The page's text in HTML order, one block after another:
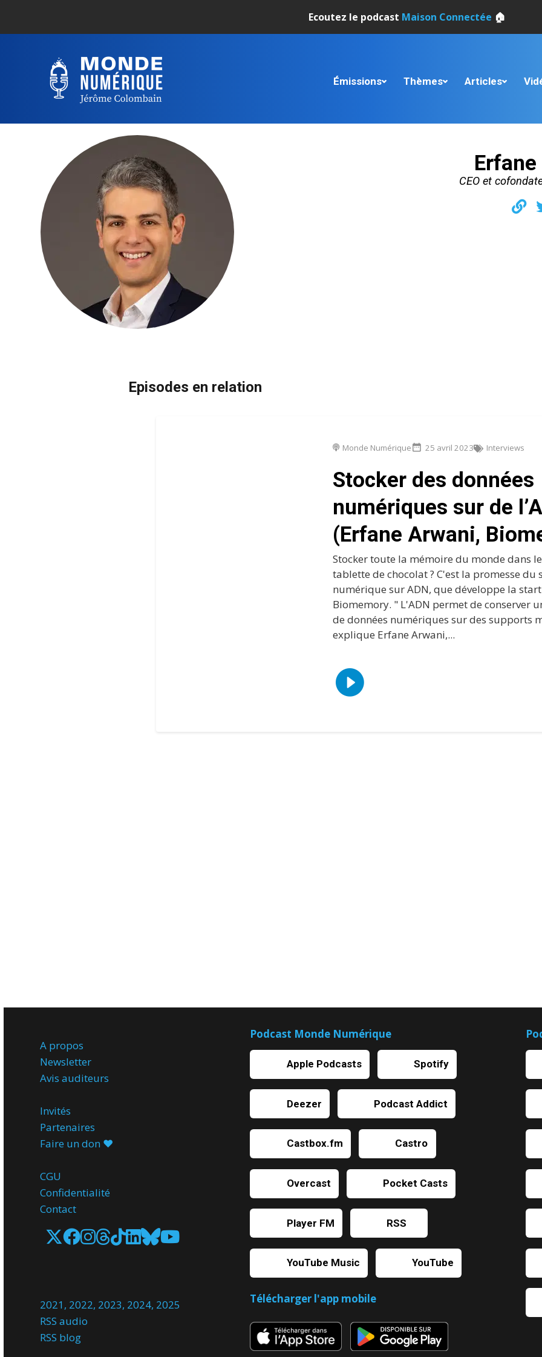
Ecoutez le podcast Maison Connectée 🏠
Émissions Thèmes Articles
CEO et
Episodes en relation
Monde Numérique 25 avril 2023 Interviews
Stocker des données
numériques sur de
(Erfane Arwani,
Stocker toute la mémoire du monde dans
tablette de chocolat ? C'est la promesse du
numérique sur ADN, que développe la
Biomemory. " L'ADN permet de conserver
de données numériques sur des supports
explique Erfane Arwani,...
A propos
Newsletter
Avis auditeurs
Invités
Partenaires
Faire un don ♥️
CGU
Confidentialité
Contact
2021, 2022, 2023, 2024, 2025
RSS audio
RSS blog
Podcast Monde Numérique
Apple Podcasts Spotify
Deezer Podcast Addict
Castbox.fm Castro
Overcast Pocket Casts
Player FM RSS
YouTube Music YouTube
Télécharger l'app mobile